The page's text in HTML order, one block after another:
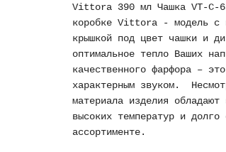
Vittora 390 мл Чашка VT-C-
коробке Vittora - модель с
крышкой под цвет чашки и
оптимальное тепло Ваших
качественного фарфора –
характерным звуком.
материала изделия
высоких температур и долго
ассортименте.